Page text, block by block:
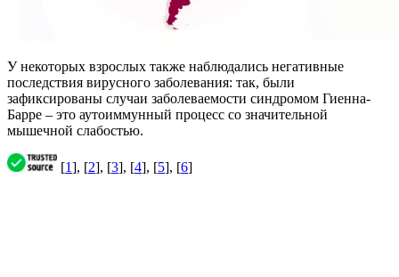
У некоторых взрослых также наблюдались негативные
последствия вирусного заболевания: так, были
зафиксированы случаи заболеваемости синдромом Гиенна-
Барре – это аутоиммунный процесс со значительной
мышечной слабостью.
[1], [2], [3], [4], [5], [6]